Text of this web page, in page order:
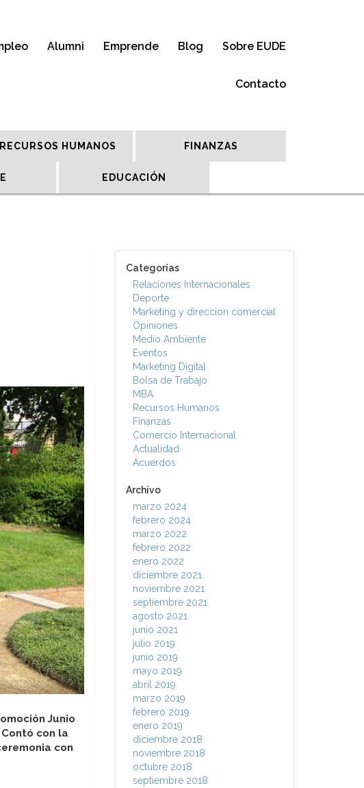
Alumni Emprende Blog Sobre EUDE
Contacto
RECURSOS HUMANOS FINANZAS
EDUCACIÓN
Junio
con la
con
Categorías
Relaciones Internacionales
Deporte
Marketing y dirección comercial
Opiniones
Medio Ambiente
Eventos
Marketing Digital
Bolsa de Trabajo
MBA
Recursos Humanos
Finanzas
Comercio Internacional
Actualidad
Acuerdos
Archivo
marzo 2024
febrero 2024
marzo 2022
febrero 2022
enero 2022
diciembre 2021
noviembre 2021
septiembre 2021
agosto 2021
junio 2021
julio 2019
junio 2019
mayo 2019
abril 2019
marzo 2019
febrero 2019
enero 2019
diciembre 2018
noviembre 2018
octubre 2018
septiembre 2018